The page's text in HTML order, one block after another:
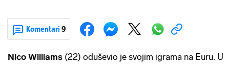
Komentari 9
Nico Williams (22) oduševio je svojim igrama na Euru. U